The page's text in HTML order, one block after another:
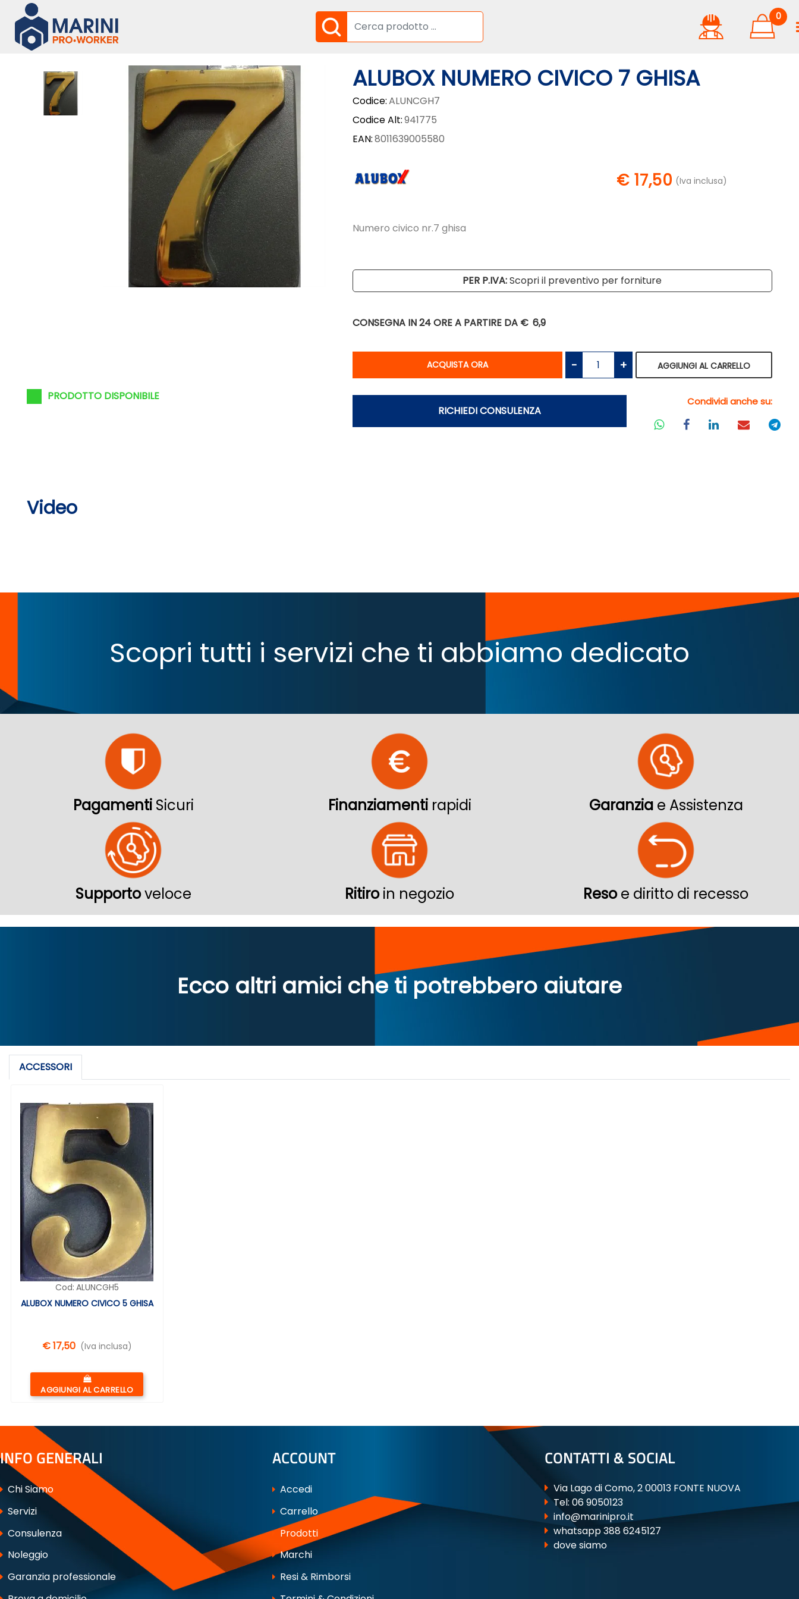
0
PRODOTTO DISPONIBILE
ALUBOX NUMERO CIVICO 7 GHISA
Codice:ALUNCGH7
Codice Alt:941775
EAN:8011639005580
€ 17,50 (Iva inclusa)
Numero civico nr.7 ghisa
PER P.IVA:Scopri il preventivo per forniture
CONSEGNA IN 24 OREA PARTIRE DA € 6,9
ACQUISTA ORA
Quantità
AGGIUNGI AL CARRELLO
RICHIEDI CONSULENZA
Condividi anche su:
Video
Scopri tutti i servizi che ti abbiamo dedicato
Pagamenti Sicuri Finanziamenti rapidi Garanzia e Assistenza
Supportoveloce Ritiroin negozio Resoe diritto di recesso
Ecco altri amici che ti potrebbero aiutare
ACCESSORI
Cod: ALUNCGH5
ALUBOX NUMERO CIVICO 5 GHISA
€ 17,50 (Iva inclusa)
Quantità
AGGIUNGI AL CARRELLO
INFO GENERALI
Chi Siamo
Servizi
Consulenza
Noleggio
Garanzia professionale
ACCOUNT
Accedi
Carrello
Prodotti
Marchi
Resi & Rimborsi
CONTATTI & SOCIAL
Via Lago di Como, 2 00013 FONTE NUOVA
Tel: 06 9050123
info@marinipro.it
whatsapp 388 6245127
dove siamo